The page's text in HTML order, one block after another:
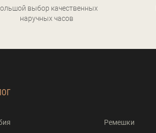
выбор качественных
наручных часов
Ремешки